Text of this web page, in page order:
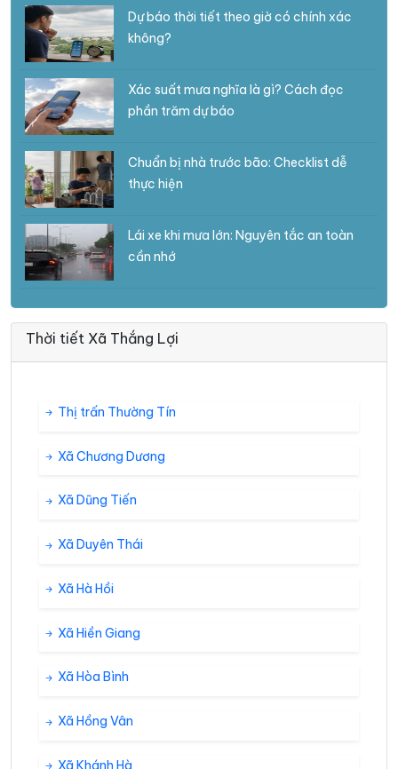
Dự báo thời tiết theo giờ có chính xác
không?
Xác suất mưa nghĩa là gì? Cách đọc
phần trăm dự báo
Chuẩn bị nhà trước bão: Checklist dễ
thực hiện
Lái xe khi mưa lớn: Nguyên tắc an toàn
cần nhớ
Thời tiết Xã Thắng Lợi
Thị trấn Thường Tín
Xã Chương Dương
Xã Dũng Tiến
Xã Duyên Thái
Xã Hà Hồi
Xã Hiền Giang
Xã Hòa Bình
Xã Hồng Vân
Xã Khánh Hà